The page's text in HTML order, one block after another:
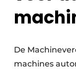
De
machines